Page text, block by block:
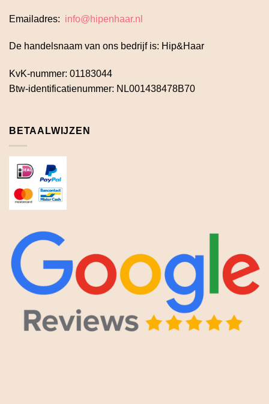
Emailadres: info@hipenhaar.nl
De handelsnaam van ons bedrijf is: Hip&Haar
KvK-nummer: 01183044
Btw-identificatienummer: NL001438478B70
BETAALWIJZEN